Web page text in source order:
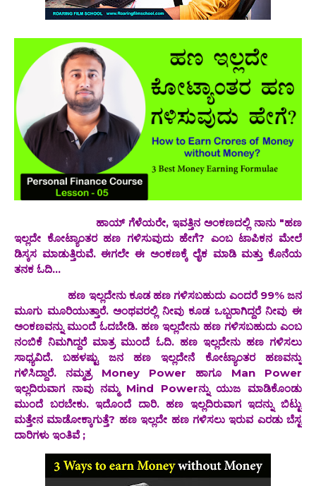
ಹಾಯ್ ಗೆಳೆಯರೇ, ಇವತ್ತಿನ ಅಂಕಣದಲ್ಲಿ ನಾನು "ಹಣ
ಇಲ್ಲದೇ ಕೋಟ್ಯಾಂತರ ಹಣ ಗಳಿಸುವುದು ಹೇಗೆ? ಎಂಬ ಟಾಪಿಕನ ಮೇಲೆ
ಡಿಸ್ಕಸ ಮಾಡುತ್ತಿರುವೆ‌. ಈಗಲೇ ಈ ಅಂಕಣಕ್ಕೆ ಲೈಕ ಮಾಡಿ ಮತ್ತು ಕೊನೆಯ
ತನಕ ಓದಿ.‌‌.‌‌.
ಹಣ ಇಲ್ಲದೇನು ಕೂಡ ಹಣ ಗಳಿಸಬಹುದು ಎಂದರೆ 99% ಜನ
ಮೂಗು ಮೂರಿಯುತ್ತಾರೆ. ಅಂಥವರಲ್ಲಿ ನೀವು ಕೂಡ ಒಬ್ಬರಾಗಿದ್ದರೆ ನೀವು ಈ
ಅಂಕಣವನ್ನು ಮುಂದೆ ಓದಬೇಡಿ. ಹಣ ಇಲ್ಲದೇನು ಹಣ ಗಳಿಸಬಹುದು ಎಂಬ
ನಂಬಿಕೆ ನಿಮಗಿದ್ದರೆ ಮಾತ್ರ ಮುಂದೆ ಓದಿ. ಹಣ ಇಲ್ಲದೇನು ಹಣ ಗಳಿಸಲು
ಸಾಧ್ಯವಿದೆ. ಬಹಳಷ್ಟು ಜನ ಹಣ ಇಲ್ಲದೇನೆ ಕೋಟ್ಯಾಂತರ ಹಣವನ್ನು
ಗಳಿಸಿದ್ದಾರೆ. ನಮ್ಮತ್ರ Money Power ಹಾಗೂ Man Power
ಇಲ್ಲದಿರುವಾಗ ನಾವು ನಮ್ಮ Mind Powerನ್ನು ಯುಜ ಮಾಡಿಕೊಂಡು
ಮುಂದೆ ಬರಬೇಕು. ಇದೊಂದೆ ದಾರಿ. ಹಣ ಇಲ್ಲದಿರುವಾಗ ಇದನ್ನು ಬಿಟ್ಟು
ಮತ್ತೇನ ಮಾಡೋಕ್ಕಾಗುತ್ತೆ? ಹಣ ಇಲ್ಲದೇ ಹಣ ಗಳಿಸಲು ಇರುವ ಎರಡು ಬೆಸ್ಟ
ದಾರಿಗಳು ಇಂತಿವೆ ;